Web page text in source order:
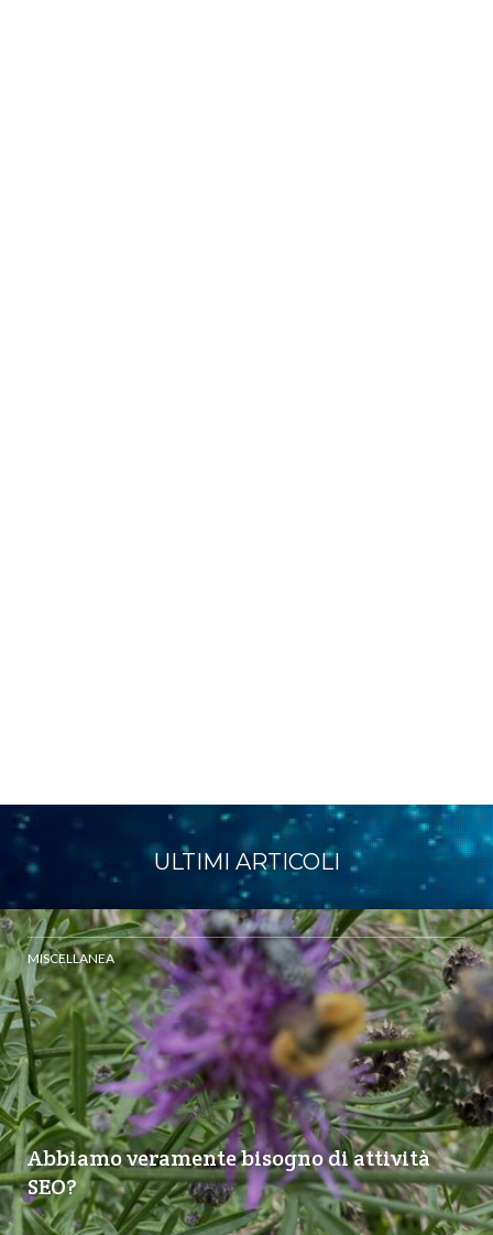
ULTIMI ARTICOLI
MISCELLANEA
Abbiamo veramente bisogno di attività
SEO?